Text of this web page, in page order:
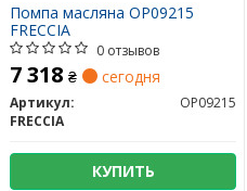
Помпа масляна OP09215
FRECCIA
0 отзывов
7 318 ₴ сегодня
Артикул:
OP09215
FRECCIA
КУПИТЬ